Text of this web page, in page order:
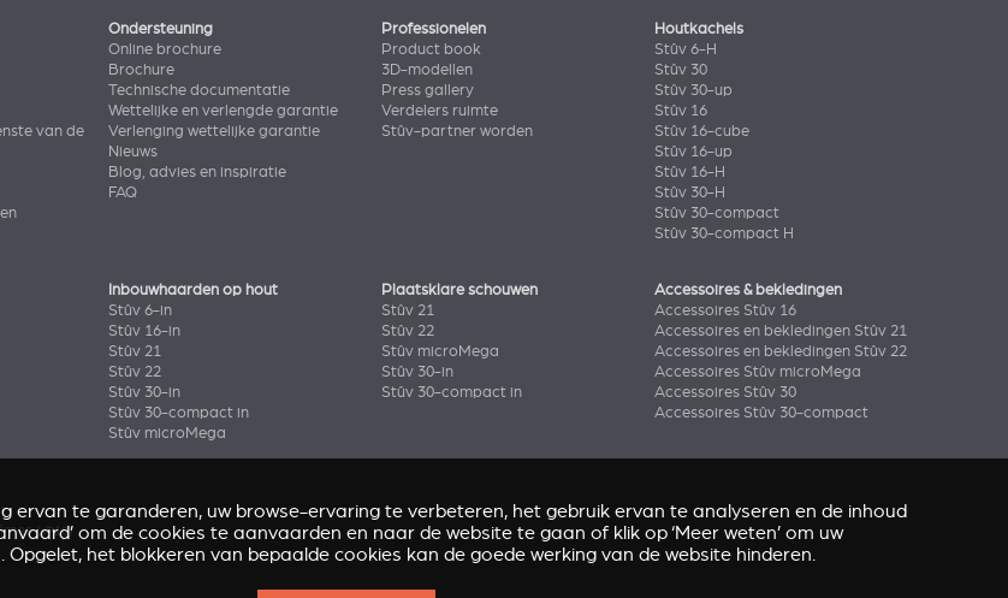
van de
Ondersteuning
Online brochure
Brochure
Technische documentatie
Wettelijke en verlengde garantie
Verlenging wettelijke garantie
Nieuws
Blog, advies en inspiratie
FAQ
Professionelen
Product book
3D-modellen
Press gallery
Verdelers ruimte
Stûv-partner worden
Houtkachels
Stûv 6-H
Stûv 30
Stûv 30-up
Stûv 16
Stûv 16-cube
Stûv 16-up
Stûv 16-H
Stûv 30-H
Stûv 30-compact
Stûv 30-compact H
Inbouwhaarden op hout
Stûv 6-in
Stûv 16-in
Stûv 21
Stûv 22
Stûv 30-in
Stûv 30-compact in
Stûv microMega
Plaatsklare schouwen
Stûv 21
Stûv 22
Stûv microMega
Stûv 30-in
Stûv 30-compact in
Accessoires & bekledingen
Accessoires Stûv 16
Accessoires en bekledingen Stûv 21
Accessoires en bekledingen Stûv 22
Accessoires Stûv microMega
Accessoires Stûv 30
Accessoires Stûv 30-compact
(sP10)
ervan te garanderen, uw browse-ervaring te verbeteren, het gebruik ervan te analyseren en de inhoud
om de cookies te aanvaarden en naar de website te gaan of klik op ‘Meer weten’ om uw
het blokkeren van bepaalde cookies kan de goede werking van de website hinderen.